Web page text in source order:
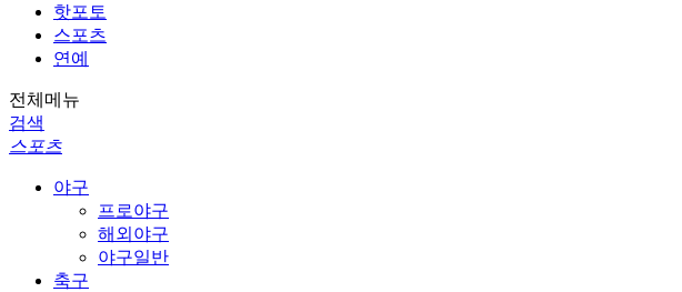
핫포토
스포츠
연예
전체메뉴
검색
스포츠
야구
프로야구
해외야구
야구일반
축구